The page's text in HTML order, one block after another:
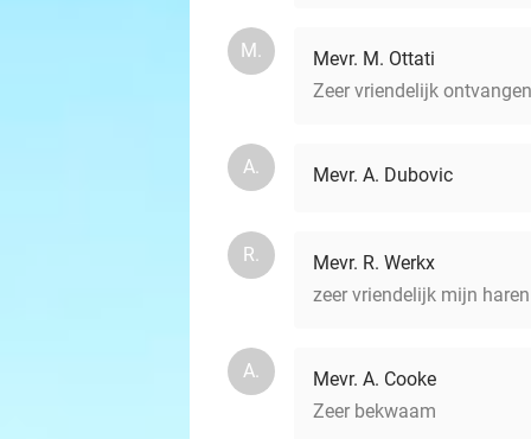
M.
Mevr. M. Ottati
Zeer vriendelijk
A. Mevr. A. Dubovic
R.
Mevr. R. Werkx
zeer vriendelijk mijn
A.
Mevr. A. Cooke
Zeer bekwaam